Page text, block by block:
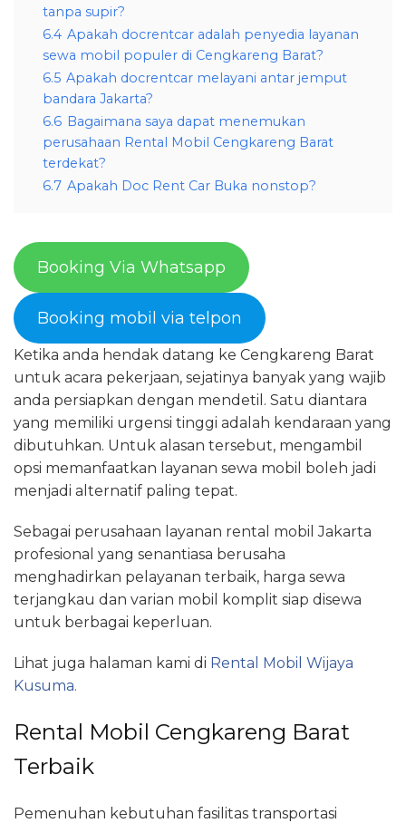
tanpa supir?
6.4 Apakah docrentcar adalah penyedia layanan
sewa mobil populer di Cengkareng Barat?
6.5 Apakah docrentcar melayani antar jemput
bandara Jakarta?
6.6 Bagaimana saya dapat menemukan
perusahaan Rental Mobil Cengkareng Barat
terdekat?
6.7 Apakah Doc Rent Car Buka nonstop?
Booking Via Whatsapp
Booking mobil via telpon
Ketika anda hendak datang ke Cengkareng Barat
untuk acara pekerjaan, sejatinya banyak yang wajib
anda persiapkan dengan mendetil. Satu diantara
yang memiliki urgensi tinggi adalah kendaraan yang
dibutuhkan. Untuk alasan tersebut, mengambil
opsi memanfaatkan layanan sewa mobil boleh jadi
menjadi alternatif paling tepat.
Sebagai perusahaan layanan rental mobil Jakarta
profesional yang senantiasa berusaha
menghadirkan pelayanan terbaik, harga sewa
terjangkau dan varian mobil komplit siap disewa
untuk berbagai keperluan.
Lihat juga halaman kami di Rental Mobil Wijaya
Kusuma.
Rental Mobil Cengkareng Barat
Terbaik
Pemenuhan kebutuhan fasilitas transportasi